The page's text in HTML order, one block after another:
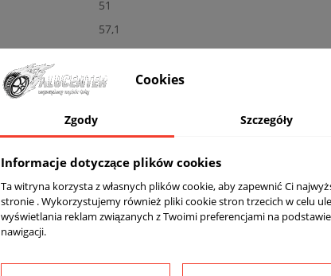
51
57,1
Tak
Nowe
komplet (4 sztuki)
Tak
Tak
Cookies
Zgody Szczegóły
Informacje dotyczące plików cookies
Ta witryna korzysta z własnych plików cookie, aby zapewnić Ci
stronie . Wykorzystujemy również pliki cookie stron trzecich w celu
wyświetlania reklam związanych z Twoimi preferencjami na
nawigacji.